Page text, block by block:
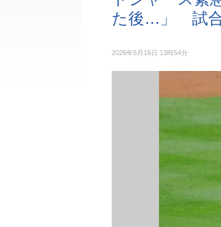
た後…」 試合
2026年5月16日 13時54分